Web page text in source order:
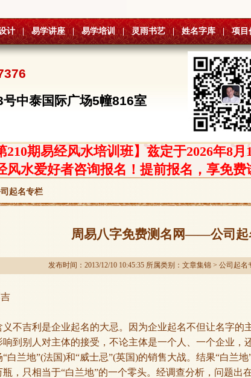
计 | 易学讲座 | 易学培训 | 灵雨书艺 | 姓名字库 | 项目
中泰国际广场5幢816室
期易经风水培训班】兹定于2026年8月
风水爱好者咨询报名！提前报名，享免费
起名专栏
周易八字免费测名网——公司起
发布时间：2013/12/10 10:45:35 所属类别： 文章集锦 > 公司起名
吉利是企业起名的大忌。因为企业起名不但让名字的
响到别人对主体的接受，不论主体是一个人、一个企业，
白兰地”(法国)和“威士忌”(英国)的销售大战。结果“白兰
瓶，只相当于“白兰地”的一个零头。经调查分析，问题出